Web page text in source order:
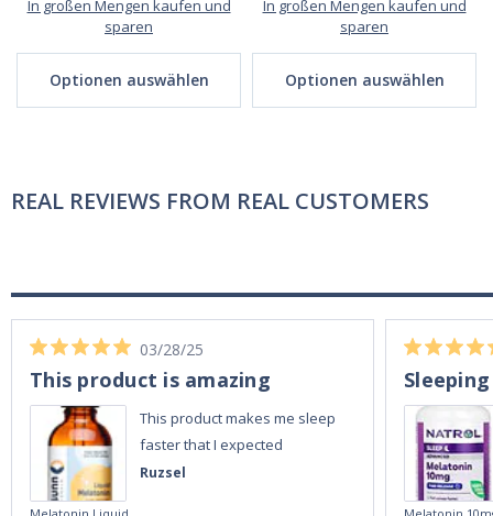
In großen Mengen kaufen und
sparen
Optionen auswählen
In großen Mengen kaufen und
sparen
Optionen auswählen
REAL REVIEWS FROM REAL CUSTOMERS
Ruzsel
03/28/25
This product is amazing
This product makes me sleep
faster that I expected